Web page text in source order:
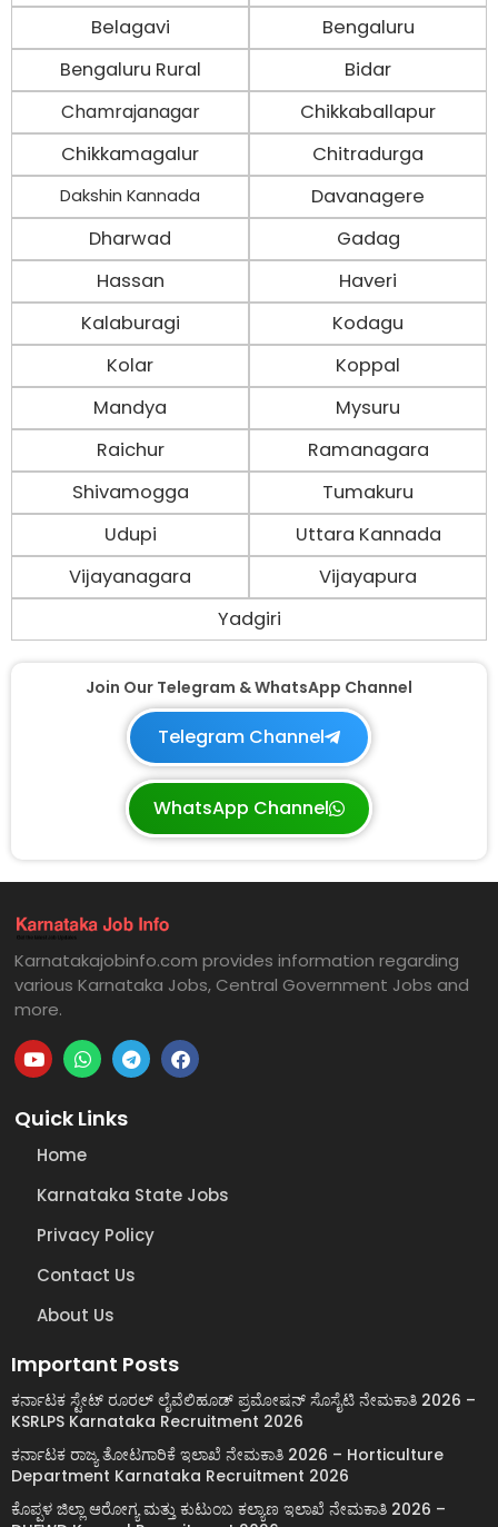
Belagavi
Bengaluru
Bengaluru Rural
Bidar
Chamrajanagar
Chikkaballapur
Chikkamagalur
Chitradurga
Dakshin Kannada
Davanagere
Dharwad
Gadag
Hassan
Haveri
Kalaburagi
Kodagu
Kolar
Koppal
Mandya
Mysuru
Raichur
Ramanagara
Shivamogga
Tumakuru
Udupi
Uttara Kannada
Vijayanagara
Vijayapura
Yadgiri
Join Our Telegram & WhatsApp Channel
Telegram Channel
WhatsApp Channel
Karnatakajobinfo.com provides information regarding
various Karnataka Jobs, Central Government Jobs and
more.
Quick Links
Home
Karnataka State Jobs
Privacy Policy
Contact Us
About Us
Important Posts
ಕರ್ನಾಟಕ ಸ್ಟೇಟ್ ರೂರಲ್ ಲೈವೆಲಿಹೂಡ್ ಪ್ರಮೋಷನ್ ಸೊಸೈಟಿ ನೇಮಕಾತಿ 2026 –
KSRLPS Karnataka Recruitment 2026
ಕರ್ನಾಟಕ ರಾಜ್ಯ ತೋಟಗಾರಿಕೆ ಇಲಾಖೆ ನೇಮಕಾತಿ 2026 – Horticulture
Department Karnataka Recruitment 2026
ಕೊಪ್ಪಳ ಜಿಲ್ಲಾ ಆರೋಗ್ಯ ಮತ್ತು ಕುಟುಂಬ ಕಲ್ಯಾಣ ಇಲಾಖೆ ನೇಮಕಾತಿ 2026 –